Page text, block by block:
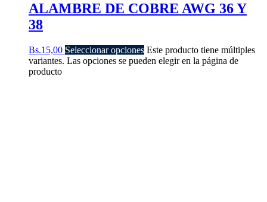
ALAMBRE DE COBRE AWG 36 Y
38
Bs.15,00 Seleccionar opciones Este producto tiene múltiples
variantes. Las opciones se pueden elegir en la página de
producto